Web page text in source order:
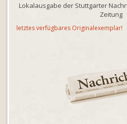
Lokalausgabe der Stuttgarter
Zeitung
letztes verfügbares Originalexemplar!